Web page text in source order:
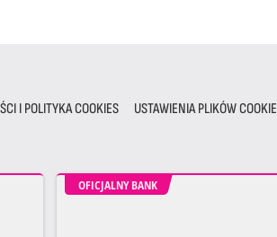
I POLITYKA COOKIES USTAWIENIA PLIKÓW COOKIE
OFICJALNY BANK